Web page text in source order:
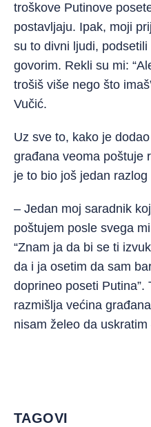
troškove Putinove
postavljaju. Ipak, moji
su to divni ljudi,
govorim. Rekli su mi:
trošiš više nego što
Vučić.
Uz sve to, kako je
građana veoma poštuje
je to bio još jedan
– Jedan moj saradnik
poštujem posle svega
“Znam ja da bi se ti
da i ja osetim da sam
doprineo poseti Putina”.
razmišlja većina
nisam želeo da
TAGOVI